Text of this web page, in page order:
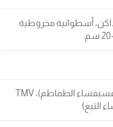
أسطوانية مخروطية
ToMV (فيروس فسيفساء الطماطم)، TMV
التبغ)